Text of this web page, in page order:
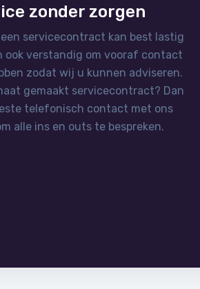
zonder zorgen
een servicecontract kan best lastig
ook verstandig om vooraf contact
zodat wij u kunnen adviseren.
gemaakt servicecontract? Dan
telefonisch contact met ons
alle ins en outs te bespreken.